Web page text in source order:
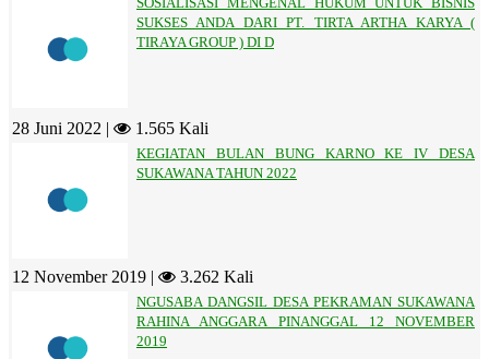
SUKSES ANDA DARI PT. TIRTA ARTHA KARYA (
TIRAYA GROUP ) DI D
28 Juni 2022 | 1.565 Kali
KEGIATAN BULAN BUNG KARNO KE IV DESA
SUKAWANA TAHUN 2022
12 November 2019 | 3.262 Kali
NGUSABA DANGSIL DESA PEKRAMAN SUKAWANA
RAHINA ANGGARA PINANGGAL 12 NOVEMBER
2019